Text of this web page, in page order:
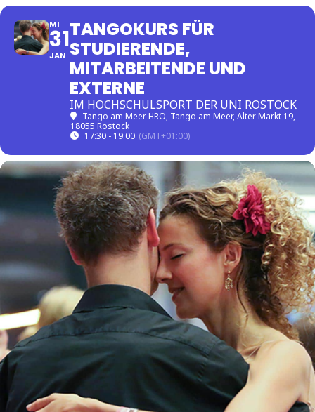
MI
31
JAN
TANGOKURS FÜR
STUDIERENDE,
MITARBEITENDE UND
EXTERNE
IM HOCHSCHULSPORT DER UNI ROSTOCK
Tango am Meer HRO, Tango am Meer, Alter Markt 19,
18055 Rostock
17:30 - 19:00 (GMT+01:00)